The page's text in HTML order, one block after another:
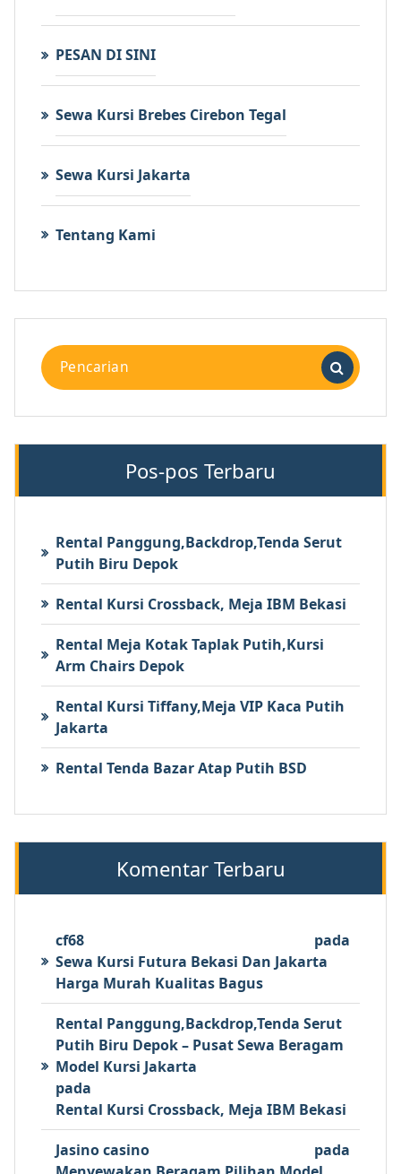
PESAN DI SINI
Sewa Kursi Brebes Cirebon Tegal
Sewa Kursi Jakarta
Tentang Kami
Pencarian
untuk:
Pos-pos Terbaru
Rental Panggung,Backdrop,Tenda Serut
Putih Biru Depok
Rental Kursi Crossback, Meja IBM Bekasi
Rental Meja Kotak Taplak Putih,Kursi
Arm Chairs Depok
Rental Kursi Tiffany,Meja VIP Kaca Putih
Jakarta
Rental Tenda Bazar Atap Putih BSD
Komentar Terbaru
cf68
pada
Sewa Kursi Futura Bekasi Dan Jakarta
Harga Murah Kualitas Bagus
Rental Panggung,Backdrop,Tenda Serut
Putih Biru Depok – Pusat Sewa Beragam
Model Kursi Jakarta
pada
Rental Kursi Crossback, Meja IBM Bekasi
Jasino casino
pada